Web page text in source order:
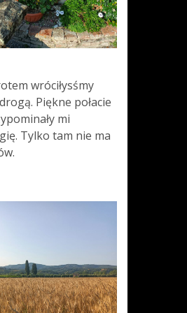
wróciłysśmy
Piękne połacie
mi
Tylko tam nie ma